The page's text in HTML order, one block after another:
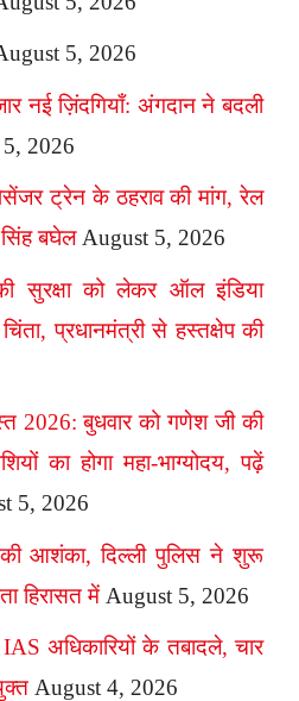
5, 2026
नई ज़िंदगियाँ: अंगदान ने बदली
2026
ट्रेन के ठहराव की मांग, रेल
सिंह बघेल August 5, 2026
सुरक्षा को लेकर ऑल इंडिया
प्रधानमंत्री से हस्तक्षेप की
2026: बुधवार को गणेश जी की
का होगा महा-भाग्योदय, पढ़ें
5, 2026
आशंका, दिल्ली पुलिस ने शुरू
हिरासत में August 5, 2026
अधिकारियों के तबादले, चार
August 4, 2026